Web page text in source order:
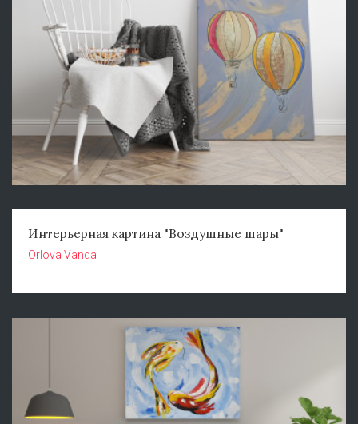
Интерьерная картина "Воздушные шары"
Orlova Vanda